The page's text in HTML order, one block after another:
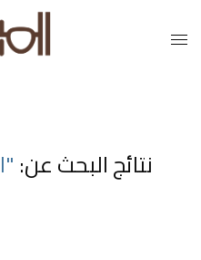
نتائج البحث عن: